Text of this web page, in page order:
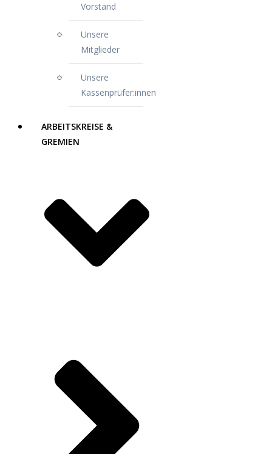
Vorstand
Unsere
Mitglieder
Unsere
Kassenprüfer:innen
ARBEITSKREISE &
GREMIEN